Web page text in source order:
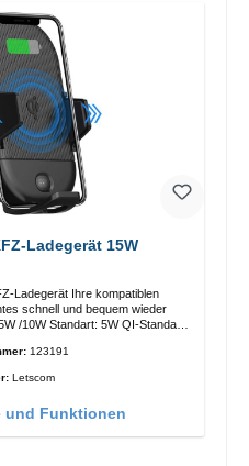
Line B KFZ-Ladegerät 15W
Ladegerät Ihre kompatiblen
schnell und bequem wieder
123191
Letscom
und Funktionen